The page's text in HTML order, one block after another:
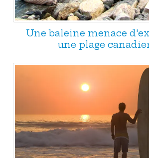
Une baleine menace
une plage